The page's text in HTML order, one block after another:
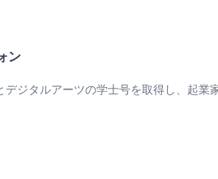
ン
デジタルアーツの学士号を取得し、起業